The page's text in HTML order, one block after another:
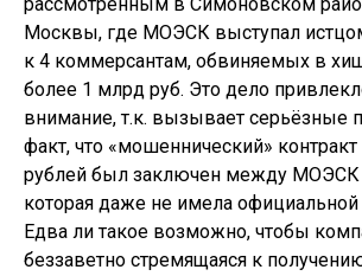
Москвы, где МОЭСК выступал
к 4 коммерсантам, обвиняемых в
более 1 млрд руб. Это дело
внимание, т.к. вызывает серьёзные
факт, что «мошеннический»
рублей был заключен между
которая даже не имела официальной
Едва ли такое возможно, чтобы
беззаветно стремящаяся к